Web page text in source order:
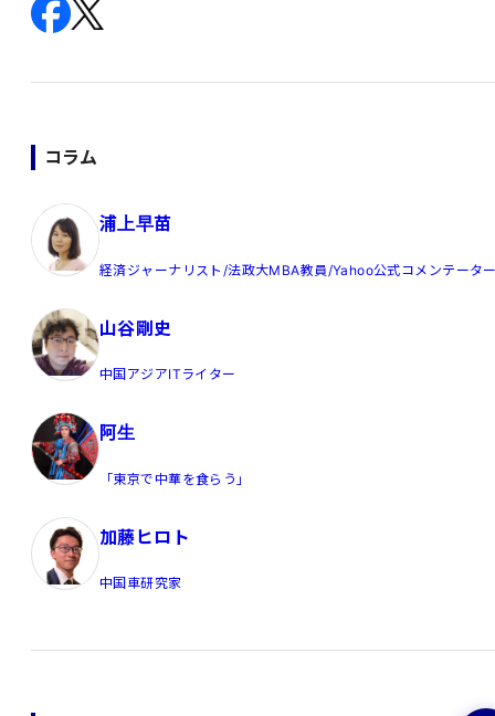
コラム
浦上早苗
経済ジャーナリスト/法政大MBA教員/Yahoo公式コメンテータ
山谷剛史
中国アジアITライター
阿生
「東京で中華を食らう」
加藤ヒロト
中国車研究家